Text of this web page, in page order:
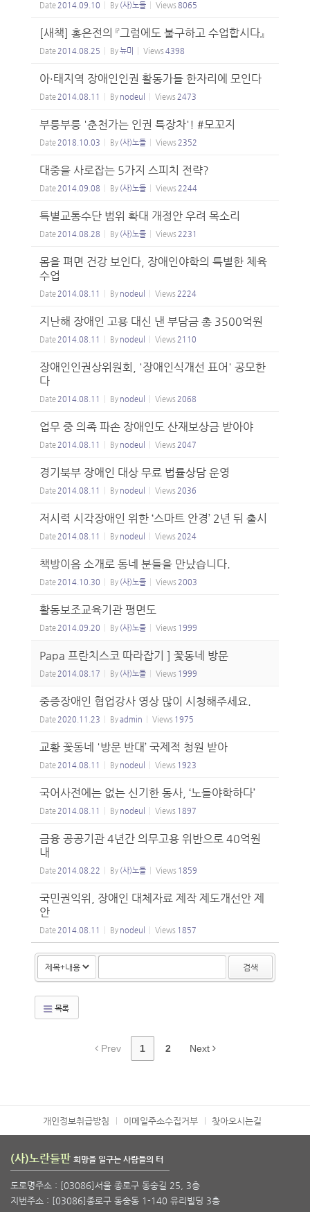
Date 2014.09.10 By (사)노들 Views 8065
[새책] 홍은전의 『그럼에도 불구하고 수업합시다』
Date 2014.08.25 By뉴미 Views 4398
아·태지역 장애인인권 활동가들 한자리에 모인다
Date 2014.08.11 By nodeul Views 2473
부릉부릉 '춘천가는 인권 특장차'! #모꼬지
Date 2018.10.03 By (사)노들 Views 2352
대중을 사로잡는 5가지 스피치 전략?
Date 2014.09.08 By (사)노들 Views 2244
특별교통수단 범위 확대 개정안 우려 목소리
Date 2014.08.28 By (사)노들 Views 2231
몸을 펴면 건강 보인다, 장애인야학의 특별한 체육
수업
Date 2014.08.11 By nodeul Views 2224
지난해 장애인 고용 대신 낸 부담금 총 3500억원
Date 2014.08.11 By nodeul Views 2110
장애인인권상위원회, '장애인식개선 표어' 공모한
다
Date 2014.08.11 By nodeul Views 2068
업무 중 의족 파손 장애인도 산재보상금 받아야
Date 2014.08.11 By nodeul Views 2047
경기북부 장애인 대상 무료 법률상담 운영
Date 2014.08.11 By nodeul Views 2036
저시력 시각장애인 위한 ‘스마트 안경’ 2년 뒤 출시
Date 2014.08.11 By nodeul Views 2024
책방이음 소개로 동네 분들을 만났습니다.
Date 2014.10.30 By (사)노들 Views 2003
활동보조교육기관 평면도
Date 2014.09.20 By (사)노들 Views 1999
Papa 프란치스코 따라잡기 ] 꽃동네 방문
Date 2014.08.17 By (사)노들 Views 1999
중증장애인 협업강사 영상 많이 시청해주세요.
Date 2020.11.23 Byadmin Views 1975
교황 꽃동네 '방문 반대’ 국제적 청원 받아
Date 2014.08.11 By nodeul Views 1923
국어사전에는 없는 신기한 동사, ‘노들야학하다’
Date 2014.08.11 By nodeul Views 1897
금융 공공기관 4년간 의무고용 위반으로 40억원
내
Date 2014.08.22 By (사)노들 Views 1859
국민권익위, 장애인 대체자료 제작 제도개선안 제
안
Date 2014.08.11 By nodeul Views 1857
검색
목록
Prev 1 2 Next
개인정보취급방침 이메일주소수집거부 찾아오시는길
(사)노란들판 희망을 일구는 사람들의 터
도로명주소 : [03086]서울 종로구 동숭길 25, 3층
지번주소 : [03086]종로구 동숭동 1-140 유리빌딩 3층